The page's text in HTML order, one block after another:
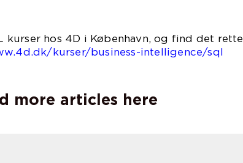
kurser hos 4D i København, og find det rette
kurser/business-intelligence/sql
more articles here